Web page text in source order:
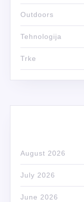
Outdoors
Tehnologija
Trke
August 2026
July 2026
June 2026